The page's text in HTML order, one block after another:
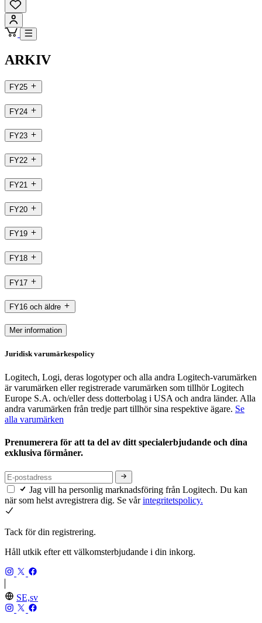
ARKIV
FY25
FY24
FY23
FY22
FY21
FY20
FY19
FY18
FY17
FY16 och äldre
Mer information
Juridisk varumärkespolicy
Logitech, Logi, deras logotyper och alla andra Logitech-varumärken
är varumärken eller registrerade varumärken som tillhör Logitech
Europe S.A. och/eller dess dotterbolag i USA och andra länder. Alla
andra varumärken från tredje part tillhör sina respektive ägare. Se
alla varumärken
Prenumerera för att ta del av ditt specialerbjudande och dina
exklusiva förmåner.
Jag vill ha personlig marknadsföring från Logitech. Du kan
när som helst avregistrera dig. Se vårintegritetspolicy.
Tack för din registrering.
Håll utkik efter ett välkomsterbjudande i din inkorg.
SE,sv